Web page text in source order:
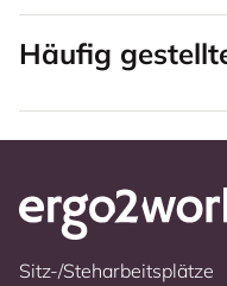
Häufig
Sitz-/Steharbeitsplätze